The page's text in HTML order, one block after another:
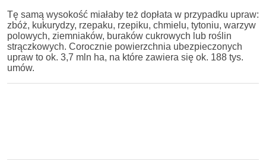
Tę samą wysokość miałaby też dopłata w przypadku upraw:
zbóż, kukurydzy, rzepaku, rzepiku, chmielu, tytoniu, warzyw
polowych, ziemniaków, buraków cukrowych lub roślin
strączkowych. Corocznie powierzchnia ubezpieczonych
upraw to ok. 3,7 mln ha, na które zawiera się ok. 188 tys.
umów.